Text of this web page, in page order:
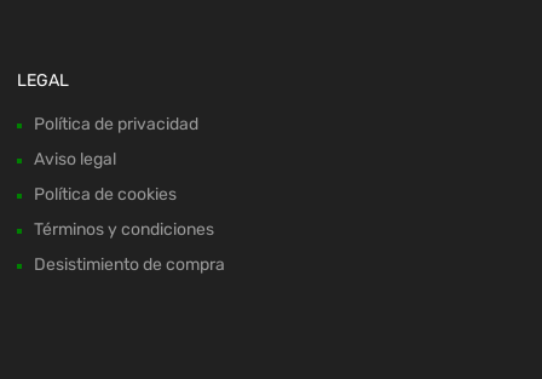
LEGAL
Política de privacidad
Aviso legal
Política de cookies
Términos y condiciones
Desistimiento de compra